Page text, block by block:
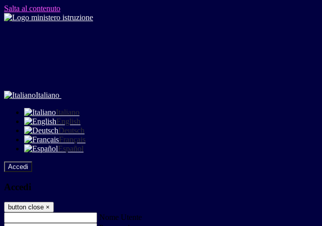
Salta al contenuto
Italiano
Italiano
English
Deutsch
Français
Español
Accedi
Accedi
button close ×
Nome Utente